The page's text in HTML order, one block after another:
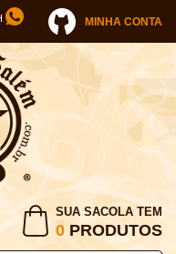
MINHA CONTA
SUA SACOLA TEM
0 PRODUTOS